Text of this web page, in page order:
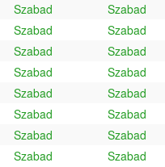
Szabad Szabad
Szabad Szabad
Szabad Szabad
Szabad Szabad
Szabad Szabad
Szabad Szabad
Szabad Szabad
Szabad Szabad